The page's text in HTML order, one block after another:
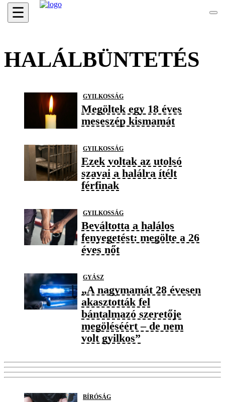
☰
HALÁLBÜNTETÉS
GYILKOSSÁG
Megöltek egy 18 éves
meseszép kismamát
GYILKOSSÁG
Ezek voltak az utolsó
szavai a halálra ítélt
férfinak
GYILKOSSÁG
Beváltotta a halálos
fenyegetést: megölte a 26
éves nőt
GYÁSZ
„A nagymamát 28 évesen
akasztották fel
bántalmazó szeretője
megöléséért – de nem
volt gyilkos”
BÍRÓSÁG